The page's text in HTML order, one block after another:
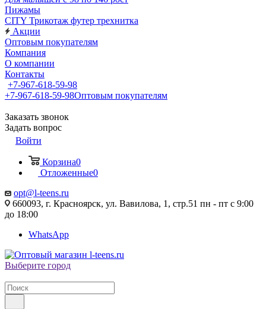
Пижамы
CITY Трикотаж футер трехнитка
Акции
Оптовым покупателям
Компания
О компании
Контакты
+7-967-618-59-98
+7-967-618-59-98Оптовым покупателям
Заказать звонок
Задать вопрос
Войти
Корзина0
Отложенные0
opt@l-teens.ru
660093, г. Красноярск, ул. Вавилова, 1, стр.51 пн - пт с 9:00
до 18:00
WhatsApp
Выберите город